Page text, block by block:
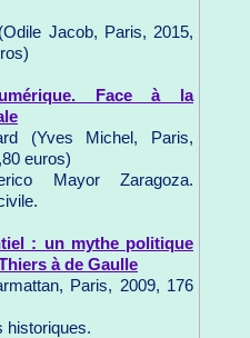
Jacob, Paris, 2015,
Face à la
(Yves Michel, Paris,
euros)
Mayor Zaragoza.
: un mythe politique
à de Gaulle
Paris, 2009, 176
historiques.